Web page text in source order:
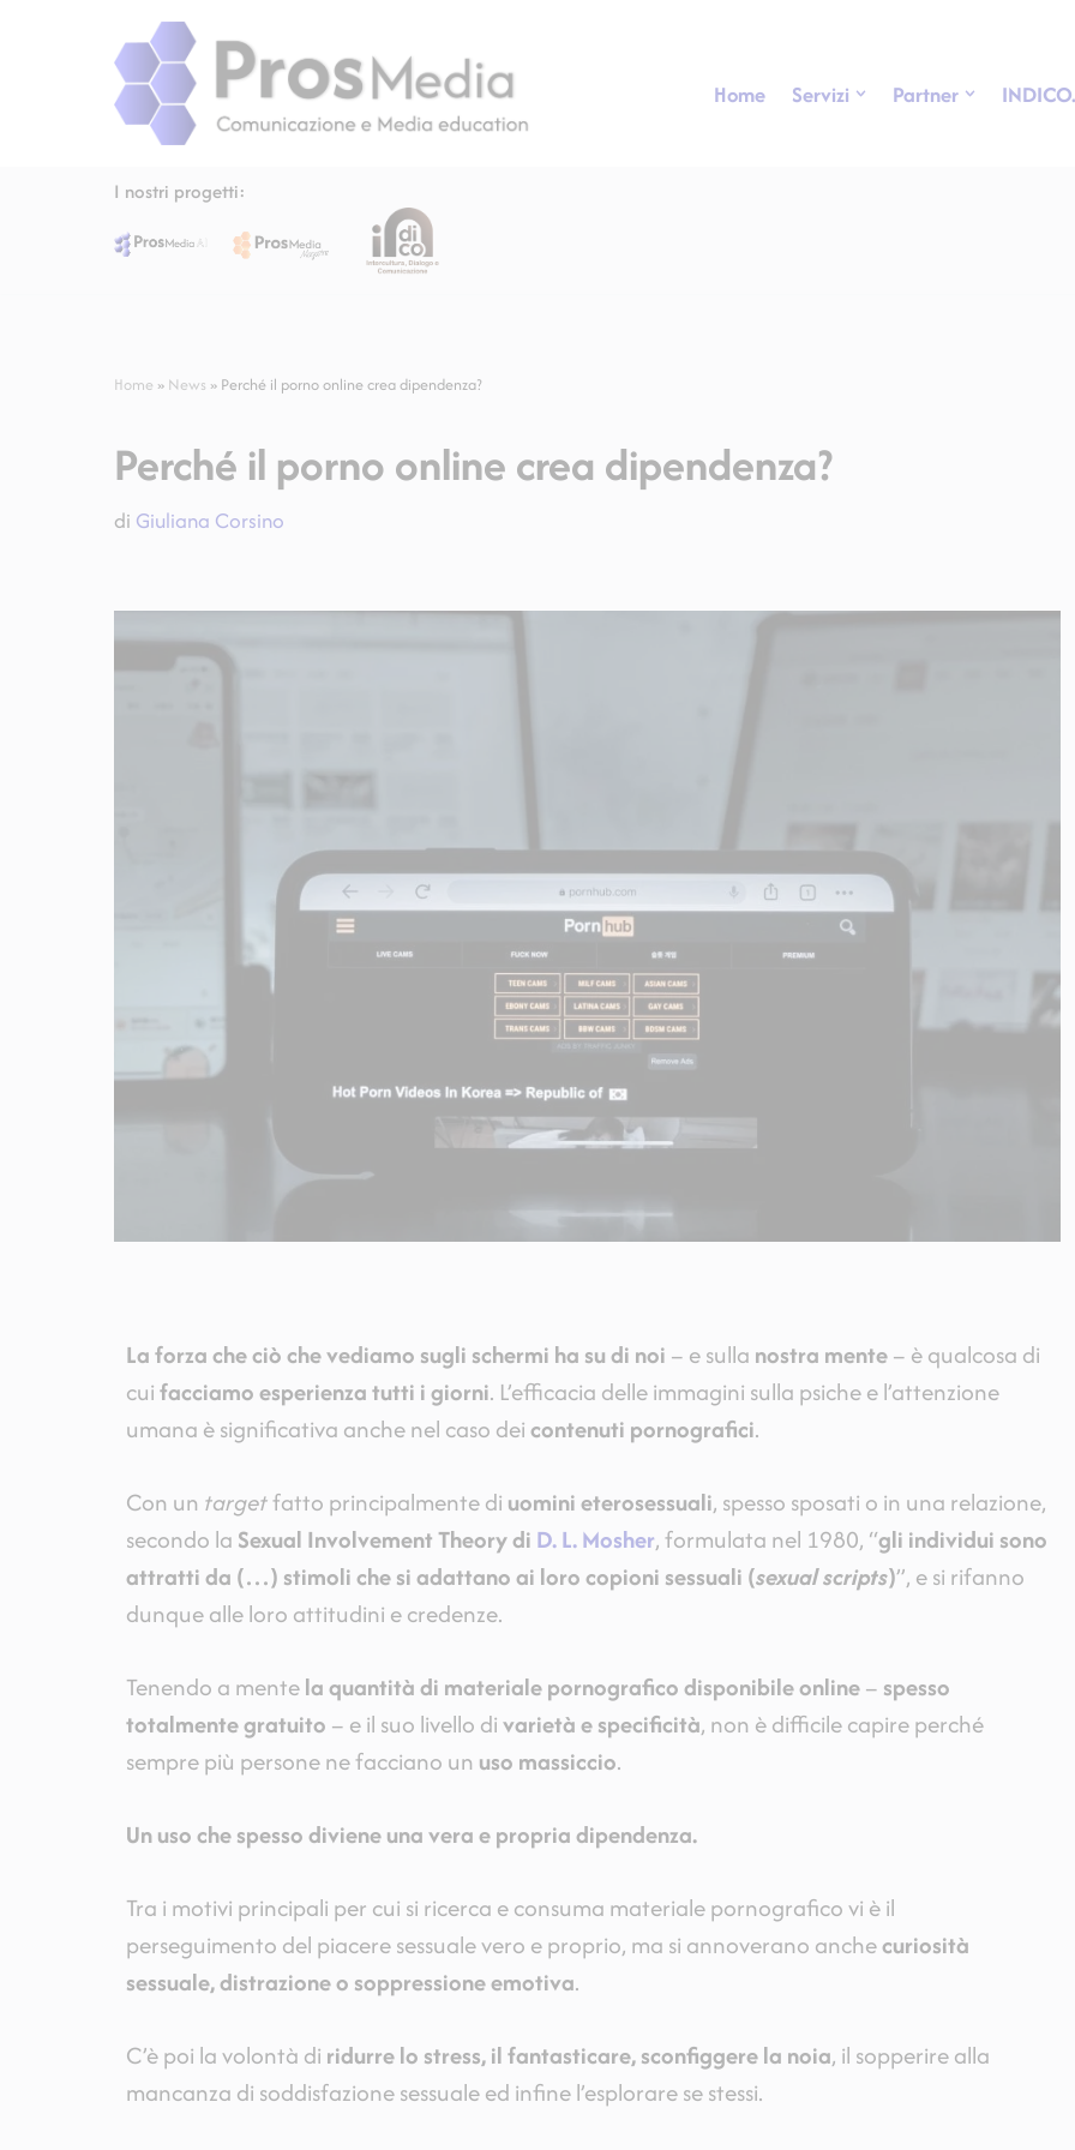
Home Servizi Partner INDICO.
I nostri progetti:
Home » News » Perché il porno online crea dipendenza?
Perché il porno online crea dipendenza?
di Giuliana Corsino
La forza che ciò che vediamo sugli schermi ha su di noi – e sulla nostra mente– è qualcosa di
cuifacciamo esperienza tutti i giorni. L’efficacia delle immagini sulla psiche e l’attenzione
umana è significativa anche nel caso deicontenuti pornografici.
Con un targetfatto principalmente di uomini eterosessuali, spesso sposati o in una relazione,
secondo la Sexual Involvement Theory di D. L. Mosher, formulata nel 1980, “gli individui sono
attratti da (…) stimoli che si adattano ai loro copioni sessuali (sexual scripts)”, e si rifanno
dunque alle loro attitudini e credenze.
Tenendo a mentela quantità di materiale pornografico disponibile online– spesso
totalmente gratuito – e il suo livello divarietà e specificità, non è difficile capire perché
sempre più persone ne facciano un uso massiccio.
Un uso che spesso diviene una vera e propria dipendenza.
Tra i motivi principali per cui si ricerca e consuma materiale pornografico vi è il
perseguimento del piacere sessuale vero e proprio, ma si annoverano anchecuriosità
sessuale, distrazione o soppressione emotiva.
C’è poi la volontà di ridurre lo stress, il fantasticare, sconfiggere la noia, il sopperire alla
mancanza di soddisfazione sessuale ed infine l’esplorare se stessi.